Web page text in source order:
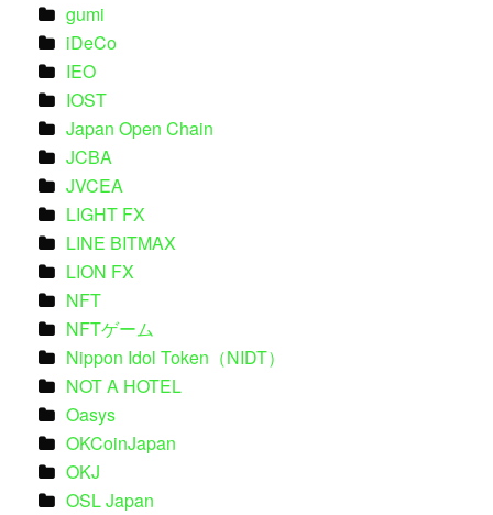
gumi
iDeCo
IEO
IOST
Japan Open Chain
JCBA
JVCEA
LIGHT FX
LINE BITMAX
LION FX
NFT
NFTゲーム
Nippon Idol Token（NIDT）
NOT A HOTEL
Oasys
OKCoinJapan
OKJ
OSL Japan